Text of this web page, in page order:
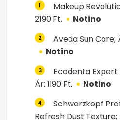
1
Makeup
2190 Ft.
Notino
2
Aveda Sun Care;
Notino
3
Ecodenta Expert
Ár: 1190 Ft.
Notino
4
Schwarzkopf
Refresh Dust Texture;